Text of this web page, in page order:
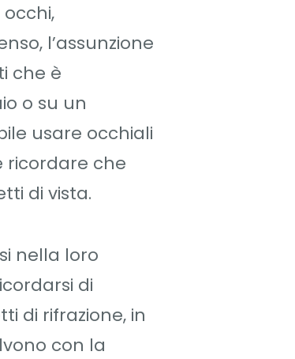
l’assunzione
che è
o su un
usare occhiali
ricordare che
di vista.
nella loro
di
di rifrazione, in
con la